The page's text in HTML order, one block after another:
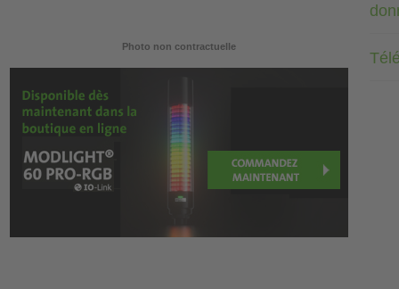
Photo non contractuelle